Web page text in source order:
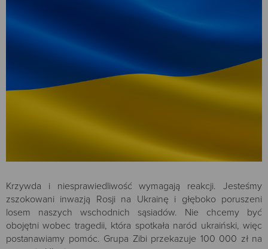
Krzywda i niesprawiedliwość wymagają reakcji. Jesteśmy
zszokowani inwazją Rosji na Ukrainę i głęboko poruszeni
losem naszych wschodnich sąsiadów. Nie chcemy być
obojętni wobec tragedii, która spotkała naród ukraiński, więc
postanawiamy pomóc. Grupa Zibi przekazuje 100 000 zł na